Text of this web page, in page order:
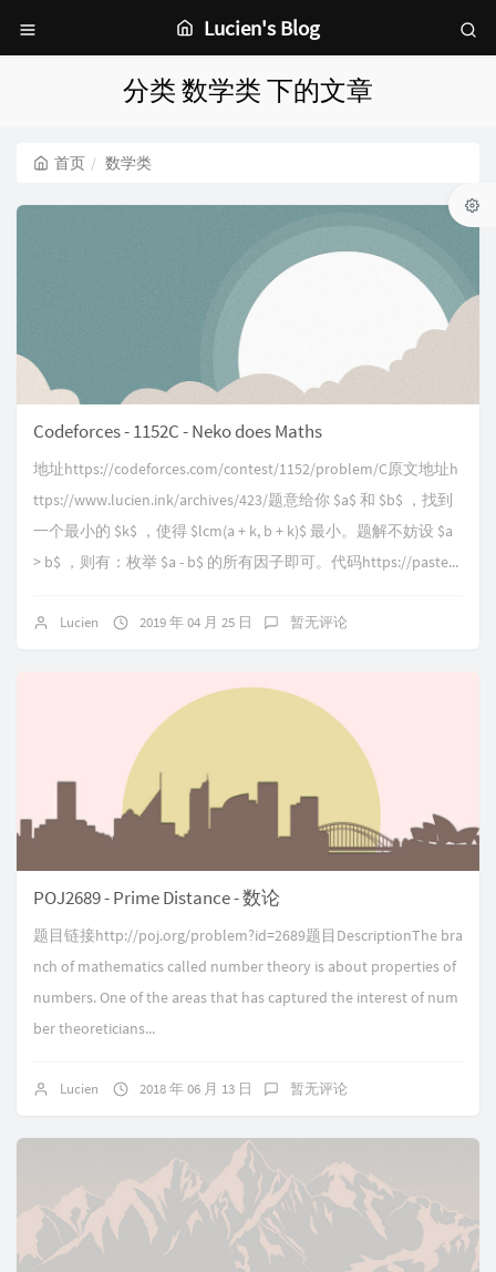
Lucien's Blog
分类 数学类 下的文章
首页 数学类
Codeforces - 1152C - Neko does Maths
地址https://codeforces.com/contest/1152/problem/C原文地址h
ttps://www.lucien.ink/archives/423/题意给你 $a$ 和 $b$ ，找到
一个最小的 $k$ ，使得 $lcm(a + k, b + k)$ 最小。题解不妨设 $a
> b$ ，则有：枚举 $a - b$ 的所有因子即可。代码https://paste...
Lucien 2019 年 04 月 25 日 暂无评论
POJ2689 - Prime Distance - 数论
题目链接http://poj.org/problem?id=2689题目DescriptionThe bra
nch of mathematics called number theory is about properties of
numbers. One of the areas that has captured the interest of num
ber theoreticians...
Lucien 2018 年 06 月 13 日 暂无评论